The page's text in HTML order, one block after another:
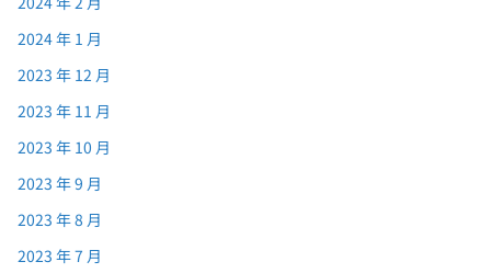
2024 年 1 月
2023 年 12 月
2023 年 11 月
2023 年 10 月
2023 年 9 月
2023 年 8 月
2023 年 7 月